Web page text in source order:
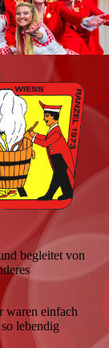
begleitet von
waren einfach
lebendig